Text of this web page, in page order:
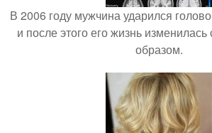
В 2006 году мужчина ударился
и после этого его жизнь
образом.